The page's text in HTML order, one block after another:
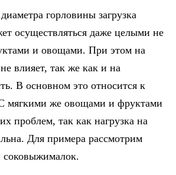
горловины загрузка
осуществляться даже целыми не
и овощами. При этом на
влияет, так же как и на
В основном это относится к
мягкими же овощами и фруктами
проблем, так как нагрузка на
Для примера рассмотрим
соковыжималок.